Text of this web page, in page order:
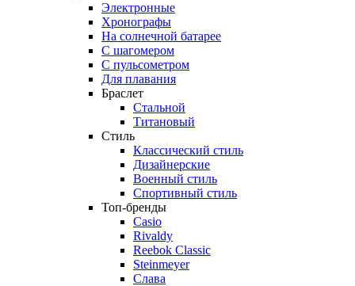
Электронные
Хронографы
На солнечной батарее
С шагомером
С пульсометром
Для плавания
Браслет
Стальной
Титановый
Стиль
Классический стиль
Дизайнерские
Военный стиль
Спортивный стиль
Топ-бренды
Casio
Rivaldy
Reebok Classic
Steinmeyer
Слава